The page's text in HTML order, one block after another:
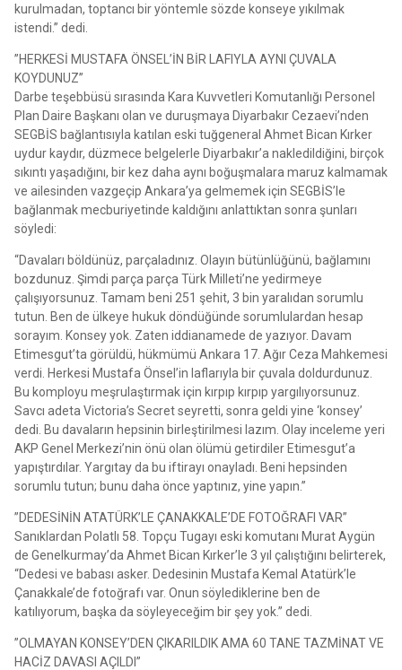
kurulmadan, toptancı bir yöntemle sözde konseye yıkılmak
istendi.” dedi.
”HERKESİ MUSTAFA ÖNSEL’İN BİR LAFIYLA AYNI ÇUVALA
KOYDUNUZ”
Darbe teşebbüsü sırasında Kara Kuvvetleri Komutanlığı Personel
Plan Daire Başkanı olan ve duruşmaya Diyarbakır Cezaevi’nden
SEGBİS bağlantısıyla katılan eski tuğgeneral Ahmet Bican Kırker
uydur kaydır, düzmece belgelerle Diyarbakır’a nakledildiğini, birçok
sıkıntı yaşadığını, bir kez daha aynı boğuşmalara maruz kalmamak
ve ailesinden vazgeçip Ankara’ya gelmemek için SEGBİS’le
bağlanmak mecburiyetinde kaldığını anlattıktan sonra şunları
söyledi:
“Davaları böldünüz, parçaladınız. Olayın bütünlüğünü, bağlamını
bozdunuz. Şimdi parça parça Türk Milleti’ne yedirmeye
çalışıyorsunuz. Tamam beni 251 şehit, 3 bin yaralıdan sorumlu
tutun. Ben de ülkeye hukuk döndüğünde sorumlulardan hesap
sorayım. Konsey yok. Zaten iddianamede de yazıyor. Davam
Etimesgut’ta görüldü, hükmümü Ankara 17. Ağır Ceza Mahkemesi
verdi. Herkesi Mustafa Önsel’in laflarıyla bir çuvala doldurdunuz.
Bu komployu meşrulaştırmak için kırpıp kırpıp yargılıyorsunuz.
Savcı adeta Victoria’s Secret seyretti, sonra geldi yine ‘konsey’
dedi. Bu davaların hepsinin birleştirilmesi lazım. Olay inceleme yeri
AKP Genel Merkezi’nin önü olan ölümü getirdiler Etimesgut’a
yapıştırdılar. Yargıtay da bu iftirayı onayladı. Beni hepsinden
sorumlu tutun; bunu daha önce yaptınız, yine yapın.”
”DEDESİNİN ATATÜRK’LE ÇANAKKALE’DE FOTOĞRAFI VAR”
Sanıklardan Polatlı 58. Topçu Tugayı eski komutanı Murat Aygün
de Genelkurmay’da Ahmet Bican Kırker’le 3 yıl çalıştığını belirterek,
“Dedesi ve babası asker. Dedesinin Mustafa Kemal Atatürk’le
Çanakkale’de fotoğrafı var. Onun söylediklerine ben de
katılıyorum, başka da söyleyeceğim bir şey yok.” dedi.
”OLMAYAN KONSEY’DEN ÇIKARILDIK AMA 60 TANE TAZMİNAT VE
HACİZ DAVASI AÇILDI”